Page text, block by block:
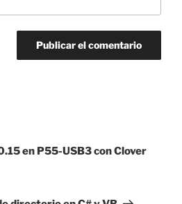
en P55-USB3 con Clover